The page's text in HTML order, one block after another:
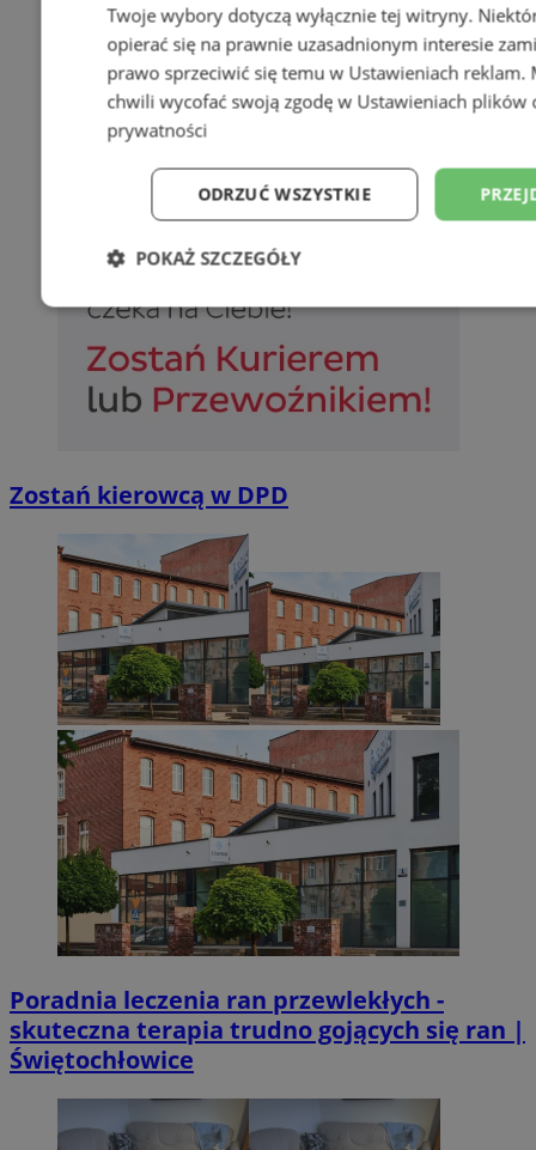
Zostań kierowcą w DPD
Poradnia leczenia ran przewlekłych -
skuteczna terapia trudno gojących się ran |
Świętochłowice
Twoje wybory dotyczą wyłącznie tej witryny.
opierać się na prawnie uzasadnionym interesie
prawo sprzeciwić się temu w Ustawieniach reklam.
chwili wycofać swoją zgodę w Ustawieniach plików
prywatności
ODRZUĆ WSZYSTKIE
POKAŻ SZCZEGÓŁY
Niezbędne Wydajność
Niesklasyfikowane
Niezbędne Wydajność Targetowanie
Niezbędne pliki cookie umożliwiają korzystanie z podstawowych
takich jak logowanie użytkownika i zarządzanie kontem. Bez
można prawidłowo korzystać ze strony internetowej.
Nazwa
Provider/
Domena
SessID
sosnowiecki.pl
QeSessID sosnowiecki.pl
MvSessID sosnowiecki.pl
euds .rfihub.com